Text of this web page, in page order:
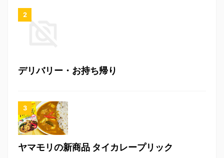
デリバリー・お持ち帰り
ヤマモリの新商品 タイカレープリック